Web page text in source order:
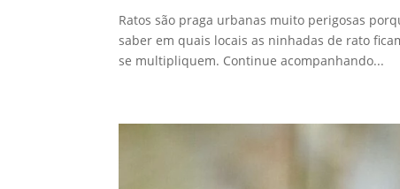
Ratos são praga urbanas muito perigosas
saber em quais locais as ninhadas de rato
se multipliquem. Continue acompanhando...